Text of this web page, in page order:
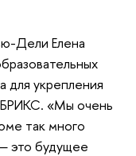
Дели Елена
для укрепления
«Мы очень
так много
это будущее